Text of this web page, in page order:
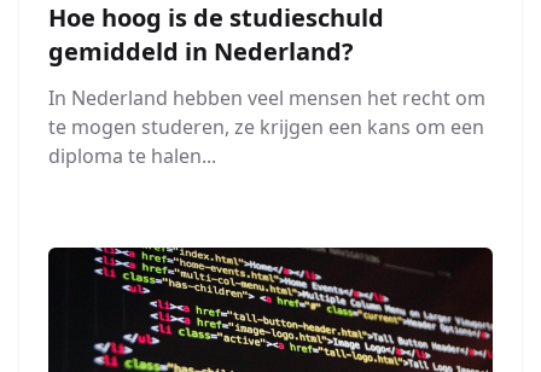
Hoe hoog is de studieschuld
gemiddeld in Nederland?
In Nederland hebben veel mensen het recht om
te mogen studeren, ze krijgen een kans om een
diploma te halen...